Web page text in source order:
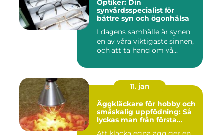
Optiker: Din
synvårdsspecialist för
bättre syn och ögonhälsa
I dagens samhälle är synen
en av våra viktigaste sinnen,
och att ta hand om vå...
11. jan
Äggkläckare för hobby och
småskalig uppfödning: Så
lyckas man från första
Att kläcka egna ägg ger en